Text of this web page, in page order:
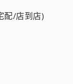
配/店到店)